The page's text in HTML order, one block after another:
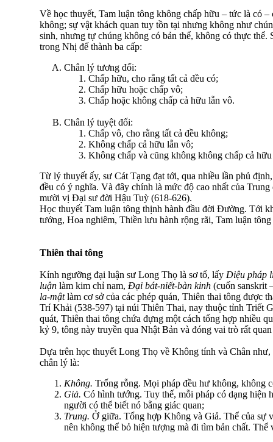
Về học thuyết, Tam luận tông không chấp hữu – tức là có
không; sự vật khách quan tuy tồn tại nhưng không như
sinh, nhưng tự chúng không có bản thể, không có thực thể.
trong Nhị đế thành ba cấp:
Chân lý tương đối:
Chấp hữu, cho rằng tất cả đều có;
Chấp hữu hoặc chấp vô;
Chấp hoặc không chấp cả hữu lẫn vô.
Chân lý tuyệt đối:
Chấp vô, cho rằng tất cả đều không;
Không chấp cả hữu lẫn vô;
Không chấp và cũng không không chấp cả
Từ lý thuyết ấy, sư Cát Tạng đạt tới, qua nhiều lần phủ
đều có ý nghĩa. Và đây chính là mức độ cao nhất của
mười vị Ðại sư đời Hậu Tuỳ (618-626).
Học thuyết Tam luận tông thịnh hành đầu đời Ðường. Tới
tướng, Hoa nghiêm, Thiền lưu hành rộng rãi, Tam luận tông
Thiên thai tông
Kính ngưỡng đại luận sư Long Thọ là sơ tổ, lấy Diệu pháp
luận làm kim chỉ nam, Ðại bát-niết-bàn kinh (cuốn sanskrit
la-mậtlàm cơ sở của các phép quán, Thiên thai tông được
Trí Khải (538-597) tại núi Thiên Thai, nay thuộc tỉnh Triết
quát, Thiên thai tông chứa đựng một cách tổng hợp nhiều
kỷ 9, tông này truyền qua Nhật Bản và đóng vai trò rất
Dựa trên học thuyết Long Thọ về Không tính và Chân
chân lý là:
Không. Trống rỗng. Mọi pháp đều hư không, không
Giả. Có hình tướng. Tuy thế, mỗi pháp có dạng hiện
người có thể biết nó bằng giác quan;
Trung. Ở giữa. Tổng hợp Không và Giả. Thể của sự
nên không thể bỏ hiện tượng mà đi tìm bản chất. Thể